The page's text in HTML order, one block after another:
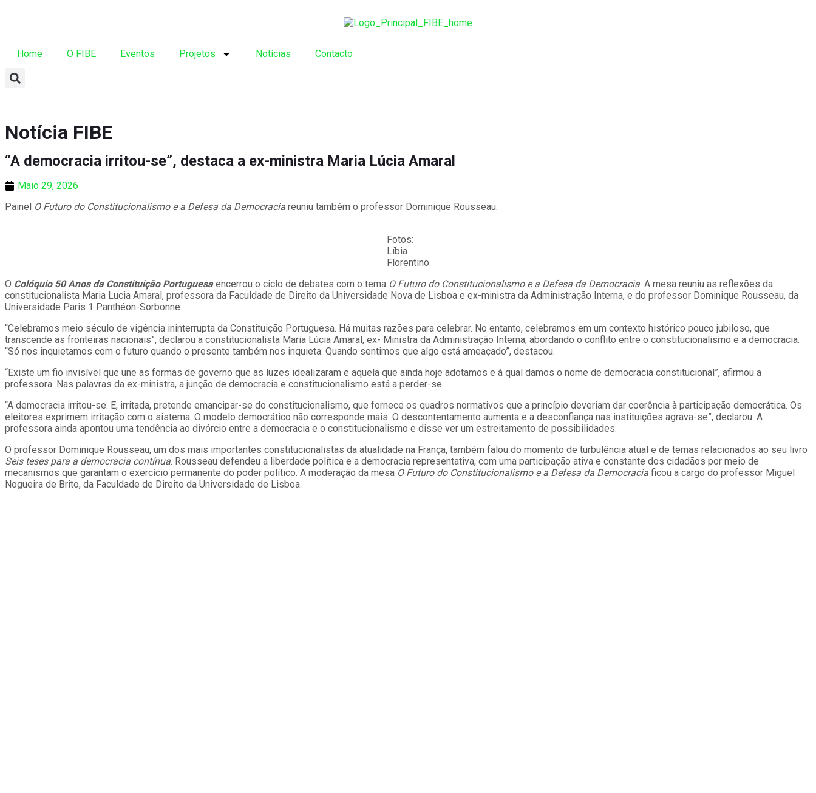
Home O FIBE Eventos Projetos Notícias Contacto
Notícia FIBE
“A democracia irritou-se”, destaca a ex-ministra Maria Lúcia Amaral
Maio 29, 2026
Painel O Futuro do Constitucionalismo e a Defesa da Democracia reuniu também o professor Dominique Rousseau.
Fotos:
Líbia
Florentino
O Colóquio 50 Anos da Constituição Portuguesaencerrou o ciclo de debates com o tema O Futuro do Constitucionalismo e a Defesa da Democracia. A mesa reuniu as reflexões da
constitucionalista Maria Lucia Amaral, professora da Faculdade de Direito da Universidade Nova de Lisboa e ex-ministra da Administração Interna, e do professor Dominique Rousseau, da
Universidade Paris 1 Panthéon-Sorbonne.
“Celebramos meio século de vigência ininterrupta da Constituição Portuguesa. Há muitas razões para celebrar. No entanto, celebramos em um contexto histórico pouco jubiloso, que
transcende as fronteiras nacionais”, declarou a constitucionalista Maria Lúcia Amaral, ex- Ministra da Administração Interna, abordando o conflito entre o constitucionalismo e a democracia.
“Só nos inquietamos com o futuro quando o presente também nos inquieta. Quando sentimos que algo está ameaçado”, destacou.
“Existe um fio invisível que une as formas de governo que as luzes idealizaram e aquela que ainda hoje adotamos e à qual damos o nome de democracia constitucional”, afirmou a
professora. Nas palavras da ex-ministra, a junção de democracia e constitucionalismo está a perder-se.
“A democracia irritou-se. E, irritada, pretende emancipar-se do constitucionalismo, que fornece os quadros normativos que a princípio deveriam dar coerência à participação democrática. Os
eleitores exprimem irritação com o sistema. O modelo democrático não corresponde mais. O descontentamento aumenta e a desconfiança nas instituições agrava-se”, declarou. A
professora ainda apontou uma tendência ao divórcio entre a democracia e o constitucionalismo e disse ver um estreitamento de possibilidades.
O professor Dominique Rousseau, um dos mais importantes constitucionalistas da atualidade na França, também falou do momento de turbulência atual e de temas relacionados ao seu livro
Seis teses para a democracia contínua. Rousseau defendeu a liberdade política e a democracia representativa, com uma participação ativa e constante dos cidadãos por meio de
mecanismos que garantam o exercício permanente do poder político. A moderação da mesa O Futuro do Constitucionalismo e a Defesa da Democracia ficou a cargo do professor Miguel
Nogueira de Brito, da Faculdade de Direito da Universidade de Lisboa.